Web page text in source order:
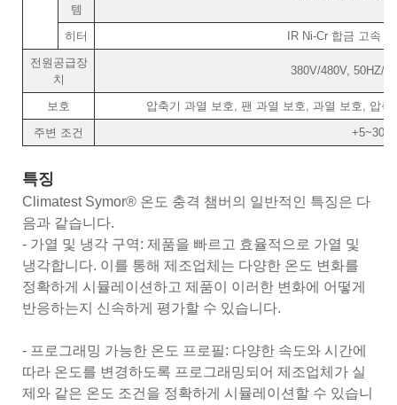
템
히터
IR Ni-Cr 합금 고속
전원공급장
치
380V/480V, 50HZ/
보호
압축기 과열 보호, 팬 과열 보호, 과열 보호, 압
주변 조건
+5~30℃
특징
Climatest Symor® 온도 충격 챔버의 일반적인 특징은 다
음과 같습니다.
- 가열 및 냉각 구역: 제품을 빠르고 효율적으로 가열 및
냉각합니다. 이를 통해 제조업체는 다양한 온도 변화를
정확하게 시뮬레이션하고 제품이 이러한 변화에 어떻게
반응하는지 신속하게 평가할 수 있습니다.
- 프로그래밍 가능한 온도 프로필: 다양한 속도와 시간에
따라 온도를 변경하도록 프로그래밍되어 제조업체가 실
제와 같은 온도 조건을 정확하게 시뮬레이션할 수 있습니